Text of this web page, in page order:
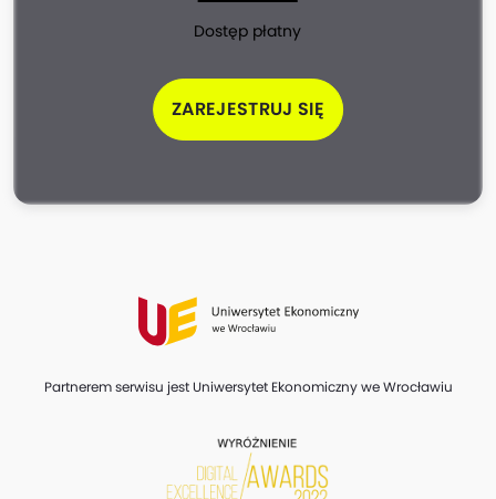
Dostęp płatny
ZAREJESTRUJ SIĘ
Partnerem serwisu jest Uniwersytet Ekonomiczny we Wrocławiu